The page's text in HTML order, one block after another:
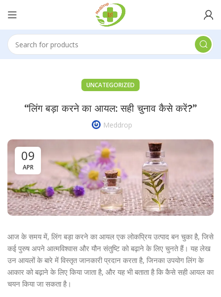
UNCATEGORIZED
“लिंग बड़ा करने का आयल: सही चुनाव कैसे करें?”
Meddrop
09
APR
आज के समय में, लिंग बड़ा करने का आयल एक लोकप्रिय उत्पाद बन चुका है, जिसे
कई पुरुष अपने आत्मविश्वास और यौन संतुष्टि को बढ़ाने के लिए चुनते हैं। यह लेख
उन आयलों के बारे में विस्तृत जानकारी प्रदान करता है, जिनका उपयोग लिंग के
आकार को बढ़ाने के लिए किया जाता है, और यह भी बताता है कि कैसे सही आयल का
चयन किया जा सकता है।